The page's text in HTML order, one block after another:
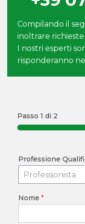
Compilando il
inoltrare
I nostri esperti
risponderanno
Passo 1 di 2
Professione
Professionista
Nome *